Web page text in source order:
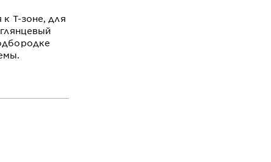
T-зоне, для